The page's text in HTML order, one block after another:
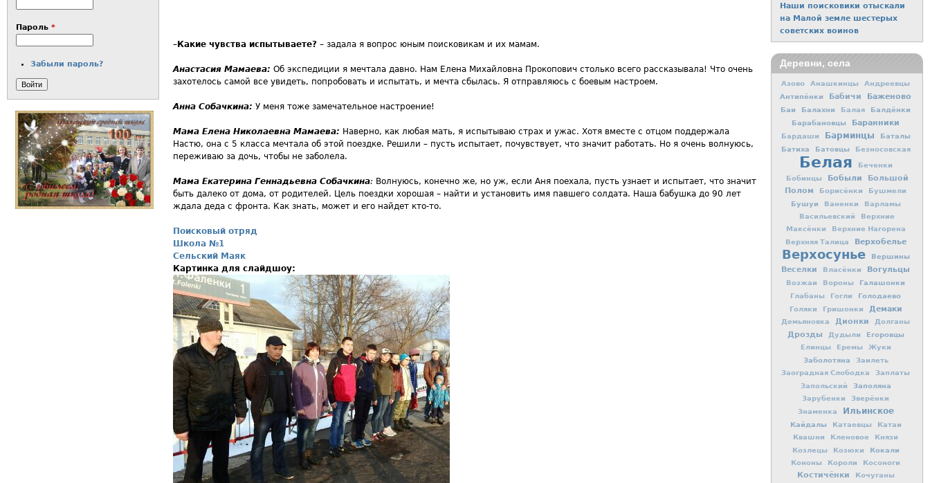
– Какие чувства испытываете? – задала я вопрос юным поисковикам и их мамам.
Анастасия Мамаева: Об экспедиции я мечтала давно. Нам Елена Михайловна Прокопович столько всего рассказывала! Что очень
захотелось самой все увидеть, попробовать и испытать, и мечта сбылась. Я отправляюсь с боевым настроем.
Анна Собачкина: У меня тоже замечательное настроение!
Мама Елена Николаевна Мамаева: Наверно, как любая мать, я испытываю страх и ужас. Хотя вместе с отцом поддержала
Настю, она с 5 класса мечтала об этой поездке. Решили – пусть испытает, почувствует, что значит работать. Но я очень волнуюсь,
переживаю за дочь, чтобы не заболела.
Мама Екатерина Геннадьевна Собачкина: Волнуюсь, конечно же, но уж, если Аня поехала, пусть узнает и испытает, что значит
быть далеко от дома, от родителей. Цель поездки хорошая – найти и установить имя павшего солдата. Наша бабушка до 90 лет
ждала деда с фронта. Как знать, может и его найдет кто-то.
Поисковый отряд
Школа №1
Сельский Маяк
Картинка для слайдшоу:
Пароль *
Забыли пароль?
Наши поисковики отыскали
на Малой земле шестерых
советских воинов
Деревни, села
Азово Анашкинцы Андреевцы
Антипёнки Бабичи Баженово
Баи Балахни Балая
Балдёнки
Барабановцы
Баранники
Бардаши Барминцы
Баталы
Батиха
Батовцы Безносовская
Белая
Беченки
Бобинцы
Бобыли
Большой
Полом
Борисёнки Бушмели
Бушуи Ваненки
Варламы
Васильевский
Верхние
Максёнки
Верхние Нагорена
Верхняя Талица
Верхобелье
Верхосунье Вершины
Веселки Власёнки Вогульцы
Возжаи Вороны Галашонки
Глабаны Гогли Голодаево
Голяки Гришонки Демаки
Демьяновка Дионки Долганы
Дрозды Дудыли Егоровцы
Елинцы Еремы Жуки
Заболотяна
Заилеть
Заоградная Слободка
Заплаты
Запольский
Заполяна
Зарубенки
Зверёнки
Знаменка
Ильинское
Кайдалы Катаевцы
Катаи
Квашни
Кленовое
Князи
Козлецы
Козюки Кокали
Кононы Короли Косоноги
Костичёнки Кочуганы